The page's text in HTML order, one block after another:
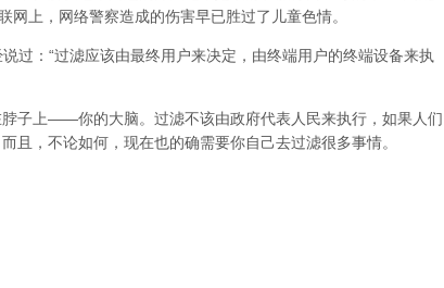
网上，网络警察造成的伤害早已胜过了儿童色情。
过：“过滤应该由最终用户来决定，由终端用户的终端设备来执
子上——你的大脑。过滤不该由政府代表人民来执行，如果人们
且，不论如何，现在也的确需要你自己去过滤很多事情。